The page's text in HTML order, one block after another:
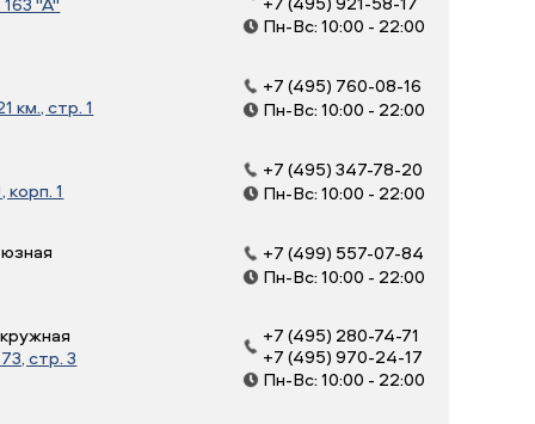
Пн-Вс: 10:00 - 22:00
км., стр. 1
+7 (495) 760-08-16
Пн-Вс: 10:00 - 22:00
корп. 1
+7 (495) 347-78-20
Пн-Вс: 10:00 - 22:00
+7 (499) 557-07-84
Пн-Вс: 10:00 - 22:00
стр. 3
+7 (495) 280-74-71
+7 (495) 970-24-17
Пн-Вс: 10:00 - 22:00